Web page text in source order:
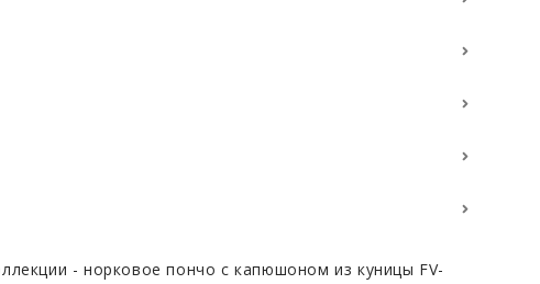
- норковое пончо с капюшоном из куницы FV-